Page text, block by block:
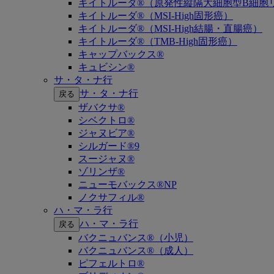
キイトルーダ®（原発性縦隔大細胞型B細胞
キイトルーダ®（MSI-High固形癌）
キイトルーダ®（MSI-High結腸・直腸癌）
キイトルーダ®（TMB-High固形癌）
キャップバックス®
キュビシン®
サ・タ・ナ行
戻る サ・タ・ナ行
ザバクサ®
シベクトロ®
ジャヌビア®
シルガード®9
スージャヌ®
ゾリンザ®
ニューモバックス®NP
ノクサフィル®
ハ・マ・ラ行
戻る ハ・マ・ラ行
バクニュバンス®（小児）
バクニュバンス®（成人）
ピフェルトロ®